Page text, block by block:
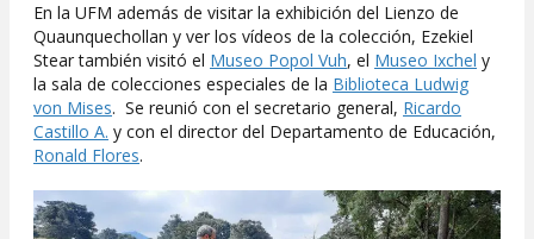
En la UFM además de visitar la exhibición del Lienzo de
Quaunquechollan y ver los vídeos de la colección, Ezekiel
Stear también visitó el Museo Popol Vuh, el Museo Ixchel y
la sala de colecciones especiales de la Biblioteca Ludwig
von Mises. Se reunió con el secretario general, Ricardo
Castillo A. y con el director del Departamento de Educación,
Ronald Flores.